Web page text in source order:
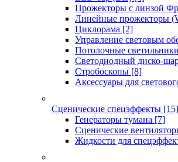
Прожекторы с линзой
Линейные прожекторы
Циклорама [2]
Управление световым
Потолочные светильники
Светодиодный диско-
Стробоскопы [8]
Аксессуары для
Сценические спецэффекты [15]
Генераторы тумана [7]
Сценические
Жидкости для